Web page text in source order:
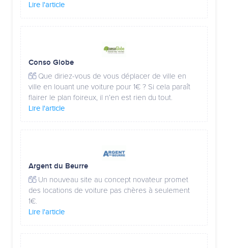
Lire l'article
Conso Globe
Que diriez-vous de vous déplacer de ville en
ville en louant une voiture pour 1€ ? Si cela paraît
flairer le plan foireux, il n’en est rien du tout.
Lire l'article
Argent du Beurre
Un nouveau site au concept novateur promet
des locations de voiture pas chères à seulement
1€.
Lire l'article